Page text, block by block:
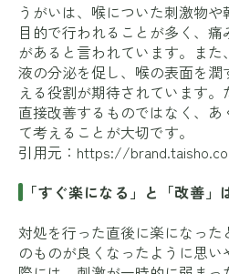
うがいは、喉についた刺激物
目的で行われることが多く、
があると言われています。ま
液の分泌を促し、喉の表面を
える役割が期待されています
直接改善するものではなく、あ
て考えることが大切です。
引用元： https://
「すぐ楽になる」と「改善」
対処を行った直後に楽になっ
のものが良くなったように思